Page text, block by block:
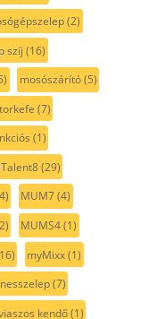
(2)
szíj (16)
mosószárító(5)
(7)
(1)
(29)
MUM7(4)
MUMS4(1)
myMixx(1)
(7)
kendő(1)